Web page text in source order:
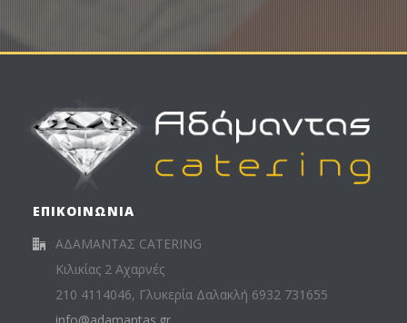
ΕΠΙΚΟΙΝΩΝΙΑ
ΑΔΑΜΑΝΤΑΣ CATERING
Κιλικίας 2 Αχαρνές
210 4114046, Γλυκερία Δαλακλή 6932 731655